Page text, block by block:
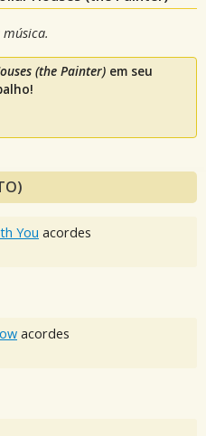
(the Painter) em seu
You acordes
acordes